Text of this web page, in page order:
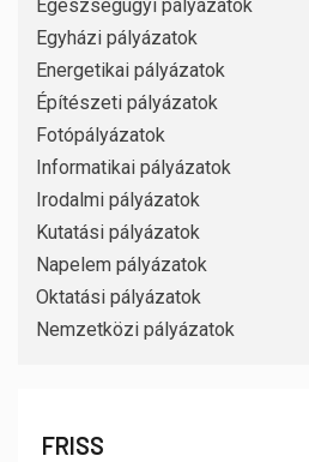
Egészségügyi pályázatok
Egyházi pályázatok
Energetikai pályázatok
Építészeti pályázatok
Fotópályázatok
Informatikai pályázatok
Irodalmi pályázatok
Kutatási pályázatok
Napelem pályázatok
Oktatási pályázatok
Nemzetközi pályázatok
FRISS